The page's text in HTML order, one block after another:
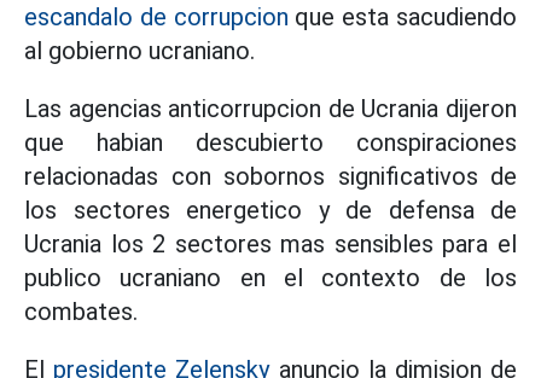
escandalo de corrupcion que esta sacudiendo
al gobierno ucraniano.
Las agencias anticorrupcion de Ucrania dijeron
que habian descubierto conspiraciones
relacionadas con sobornos significativos de
los sectores energetico y de defensa de
Ucrania los 2 sectores mas sensibles para el
publico ucraniano en el contexto de los
combates.
El presidente Zelenskyanuncio la dimision de